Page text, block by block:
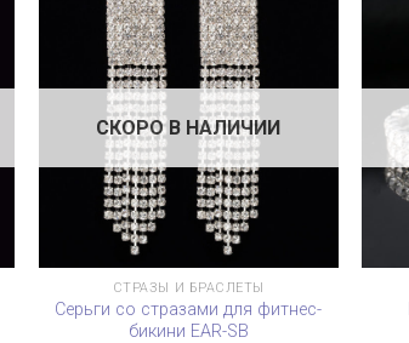
СКОРО В НАЛИЧИИ
СТРАЗЫ И БРАСЛЕТЫ
Серьги со стразами для фитнес-
бикини EAR-SB